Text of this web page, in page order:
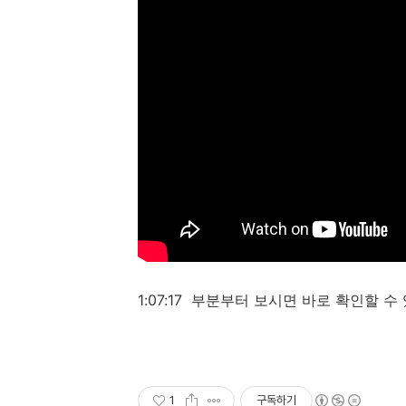
1:07:17 부분부터 보시면 바로 확인할 수
1 구독하기